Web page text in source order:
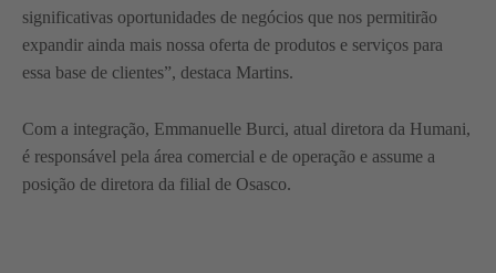
significativas oportunidades de negócios que nos permitirão
expandir ainda mais nossa oferta de produtos e serviços para
essa base de clientes”, destaca Martins.
Com a integração, Emmanuelle Burci, atual diretora da Humani,
é responsável pela área comercial e de operação e assume a
posição de diretora da filial de Osasco.